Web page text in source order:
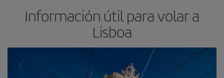
Información útil para volar a
Lisboa